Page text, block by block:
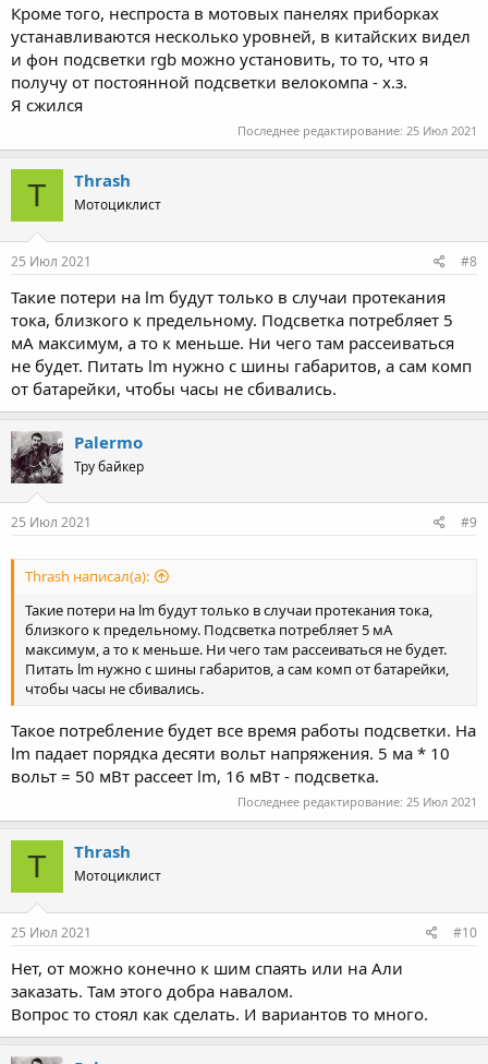
Кроме того, неспроста в мотовых панелях приборках
устанавливаются несколько уровней, в китайских видел
и фон подсветки rgb можно установить, то то, что я
получу от постоянной подсветки велокомпа - х.з.
Я сжился
Последнее редактирование: 25 Июл 2021
T Thrash
Мотоциклист
25 Июл 2021 #8
Такие потери на lm будут только в случаи протекания
тока, близкого к предельному. Подсветка потребляет 5
мА максимум, а то к меньше. Ни чего там рассеиваться
не будет. Питать lm нужно с шины габаритов, а сам комп
от батарейки, чтобы часы не сбивались.
Palermo
Тру байкер
25 Июл 2021 #9
Thrash написал(а):
Такие потери на lm будут только в случаи протекания тока,
близкого к предельному. Подсветка потребляет 5 мА
максимум, а то к меньше. Ни чего там рассеиваться не будет.
Питать lm нужно с шины габаритов, а сам комп от батарейки,
чтобы часы не сбивались.
Такое потребление будет все время работы подсветки. На
lm падает порядка десяти вольт напряжения. 5 ма * 10
вольт = 50 мВт рассеет lm, 16 мВт - подсветка.
Последнее редактирование: 25 Июл 2021
T Thrash
Мотоциклист
25 Июл 2021 #10
Нет, от можно конечно к шим спаять или на Али
заказать. Там этого добра навалом.
Вопрос то стоял как сделать. И вариантов то много.